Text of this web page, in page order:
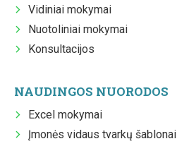
Vidiniai mokymai
Nuotoliniai mokymai
Konsultacijos
NAUDINGOS NUORODOS
Excel mokymai
Įmonės vidaus tvarkų šablonai